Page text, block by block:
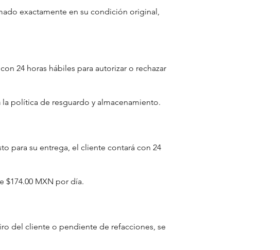
exactamente en su condición original,
24 horas hábiles para autorizar o rechazar
política de resguardo y almacenamiento.
para su entrega, el cliente contará con 24
$174.00 MXN por día.
del cliente o pendiente de refacciones, se